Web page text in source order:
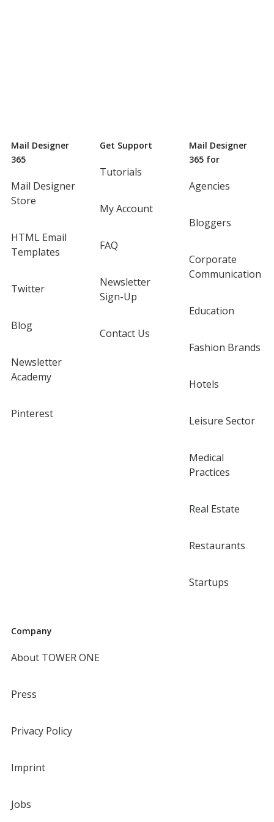
Mail Designer
365
Mail Designer
Store
HTML Email
Templates
Twitter
Blog
Newsletter
Academy
Pinterest
Get Support
Tutorials
My Account
FAQ
Newsletter
Sign-Up
Contact Us
Mail Designer
365 for
Agencies
Bloggers
Corporate
Communication
Education
Fashion Brands
Hotels
Leisure Sector
Medical
Practices
Real Estate
Restaurants
Startups
Company
About TOWER ONE
Press
Privacy Policy
Imprint
Jobs